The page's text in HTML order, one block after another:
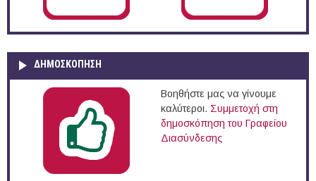
ΔΗΜΟΣΚΌΠΗΣΗ
Βοηθήστε μας να γίνουμε
καλύτεροι. Συμμετοχή στη
δημοσκόπηση του Γραφείου
Διασύνδεσης